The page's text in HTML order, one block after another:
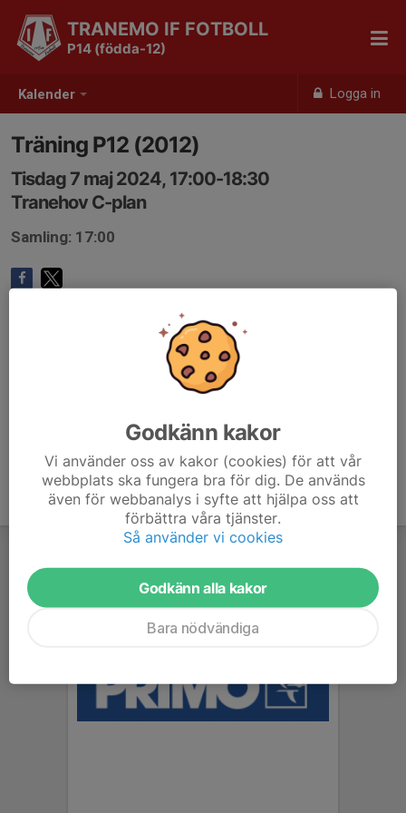
Kalender Logga in
TRANEMO IF FOTBOLL
P14 (födda-12)
Träning P12 (2012)
Tisdag 7 maj 2024, 17:00-18:30
Tranehov C-plan
Samling: 17:00
Godkänn kakor
Vi använder oss av kakor (cookies) för att vår
webbplats ska fungera bra för dig. De används
även för webbanalys i syfte att hjälpa oss att
förbättra våra tjänster.
Så använder vi cookies
Godkänn alla kakor
Bara nödvändiga